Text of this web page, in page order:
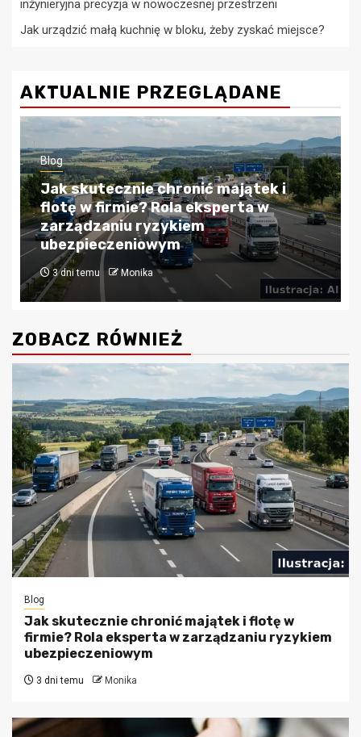
inżynieryjna precyzja w nowoczesnej przestrzeni
Jak urządzić małą kuchnię w bloku, żeby zyskać miejsce?
AKTUALNIE PRZEGLĄDANE
Blog
Kredyty hipoteczne w Krakowie:
Przewodnik po bezpiecznym
finansowaniu nieruchomości
4 tygodnie temu Monika
ZOBACZ RÓWNIEŻ
Blog
Jak skutecznie chronić majątek i flotę w
firmie? Rola eksperta w zarządzaniu ryzykiem
ubezpieczeniowym
3 dni temu Monika